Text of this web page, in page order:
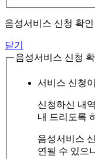
음성서비스 신청 확인
닫기
음성서비스 신청
서비스 신청
신청하신 내
내 드리도록
음성서비스
연될 수 있으